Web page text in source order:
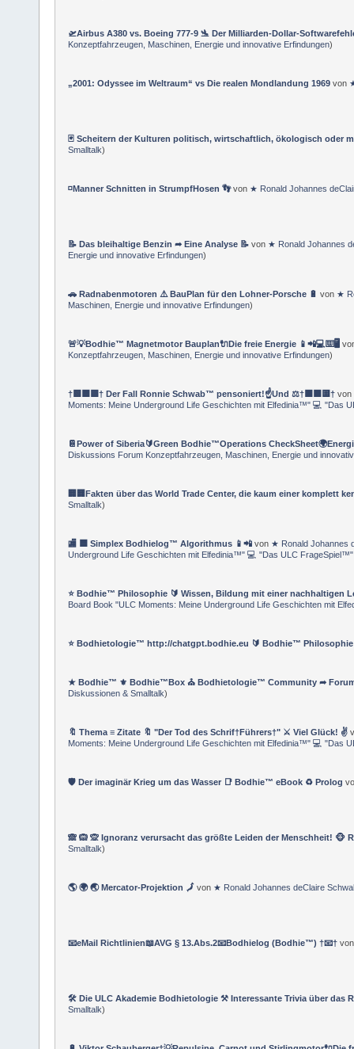
🛫Airbus A380 vs. Boeing 777‑9 🛬 Der Milliarden-Dollar-
Konzeptfahrzeugen, Maschinen, Energie und innovative Erfindungen)
„2001: Odyssee im Weltraum“ vs Die realen Mondlandung 1969von
🃏 Scheitern der Kulturen politisch, wirtschaftlich, ökologisch oder
Smalltalk)
◽️Manner Schnitten in StrumpfHosen 👣von ★ Ronald Johannes
📝 Das bleihaltige Benzin ➦ Eine Analyse 📝von ★ Ronald Johannes
Energie und innovative Erfindungen)
🚗 Radnabenmotoren ⚠️ BauPlan für den Lohner-Porsche 🔋 von ★
Maschinen, Energie und innovative Erfindungen)
🚨💡Bodhie™ Magnetmotor Bauplan🔌Die freie Energie 📱📲💻⌨️🖥️
Konzeptfahrzeugen, Maschinen, Energie und innovative Erfindungen)
†🟩🟦🟪† Der Fall Ronnie Schwab™ pensoniert!☝Und ⚖️†🟥🟧🟨†von
Moments: Meine Underground Life Geschichten mit Elfedinia™" 💻
📔Power of Siberia🔰Green Bodhie™Operations
Diskussions Forum Konzeptfahrzeugen, Maschinen, Energie und
🏢🏢Fakten über das World Trade Center, die kaum einer komplett
Smalltalk)
🏬 🟦 Simplex Bodhielog™ Algorithmus 📱📲 von ★ Ronald Johannes
Underground Life Geschichten mit Elfedinia™" 💻 "Das ULC
⭐️ Bodhie™ Philosophie 🔰 Wissen, Bildung mit einer nachhaltigen
Board Book "ULC Moments: Meine Underground Life Geschichten mit
⭐️ Bodhietologie™ http://chatgpt.bodhie.eu 🔰 Bodhie™
★ Bodhie™ ⚜ Bodhie™Box ⛪ Bodhietologie™ Community ➦
Diskussionen & Smalltalk)
🔖 Thema ≡ Zitate 🔖 "Der Tod des Schrif†Führers†" ⚔ Viel Glück! ✌
Moments: Meine Underground Life Geschichten mit Elfedinia™" 💻
🛡️ Der imaginär Krieg um das Wasser 📑 Bodhie™ eBook ♻ Prolog
🙈 🙉 🙊 Ignoranz verursacht das größte Leiden der Menschheit! 🐵
Smalltalk)
🌎 🌍 🌏 Mercator-Projektion 🗾 von ★ Ronald Johannes deClaire
📧eMail Richtlinien📖AVG § 13.Abs.2📧Bodhielog (Bodhie™) †📧†
🛠 Die ULC Akademie Bodhietologie ⚒ Interessante Trivia über das
Smalltalk)